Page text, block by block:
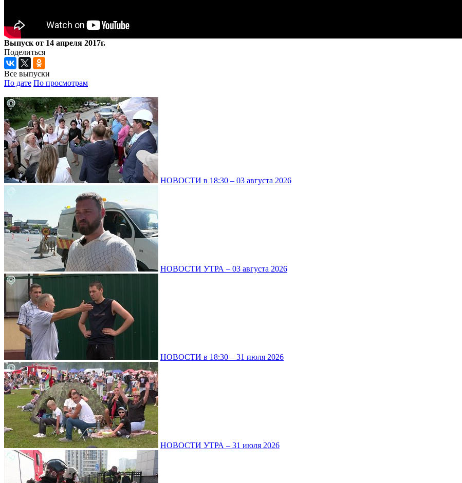
Выпуск от 14 апреля 2017г.
Поделиться
Все выпуски
По дате По просмотрам
НОВОСТИ в 18:30 – 03 августа 2026
НОВОСТИ УТРА – 03 августа 2026
НОВОСТИ в 18:30 – 31 июля 2026
НОВОСТИ УТРА – 31 июля 2026